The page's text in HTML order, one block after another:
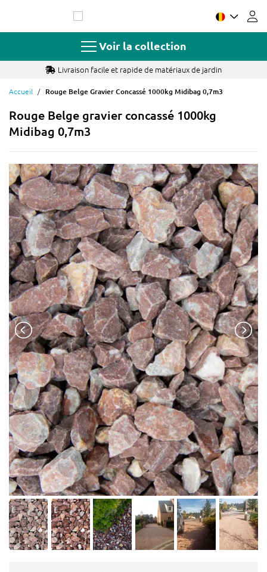
contenu
Voir la collection
Livraison facile et rapide de matériaux de jardin
Accueil Rouge Belge Gravier Concassé 1000kg Midibag 0,7m3
Rouge Belge gravier concassé 1000kg
Midibag 0,7m3